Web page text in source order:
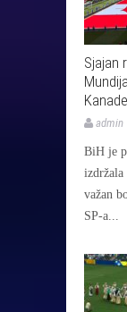
Sjajan
Kanade
admin
BiH je
važan
SP-a...